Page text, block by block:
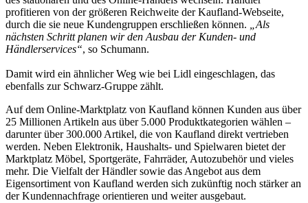
profitieren von der größeren Reichweite der Kaufland-Webseite,
durch die sie neue Kundengruppen erschließen können.
„Als
nächsten Schritt planen wir den Ausbau der Kunden- und
Händlerservices“, so Schumann.
Damit wird ein ähnlicher Weg wie bei Lidl eingeschlagen, das
ebenfalls zur Schwarz-Gruppe zählt.
Auf dem Online-Marktplatz von Kaufland können Kunden aus über
25 Millionen Artikeln aus über 5.000 Produktkategorien wählen –
darunter über 300.000 Artikel, die von Kaufland direkt vertrieben
werden. Neben Elektronik, Haushalts- und Spielwaren bietet der
Marktplatz Möbel, Sportgeräte, Fahrräder, Autozubehör und vieles
mehr. Die Vielfalt der Händler sowie das Angebot aus dem
Eigensortiment von Kaufland werden sich zukünftig noch stärker an
der Kundennachfrage orientieren und weiter ausgebaut.